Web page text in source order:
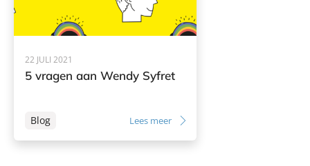
22 JULI 2021
5 vragen aan Wendy Syfret
Blog Lees meer